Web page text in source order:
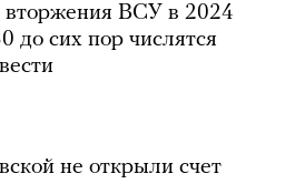
вторжения ВСУ в 2024
до сих пор числятся
не открыли счет